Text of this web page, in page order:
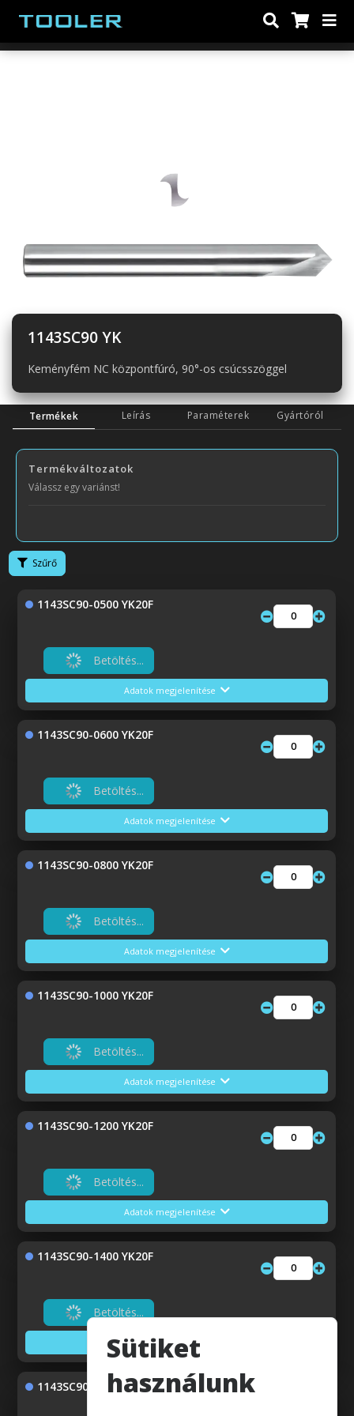
1143SC90 YK
Keményfém NC központfúró, 90°-os csúcsszöggel
Termékek Leírás Paraméterek Gyártóról
Termékváltozatok
Válassz egy variánst!
Szűrő
1143SC90-0500 YK20F
Betöltés...
Adatok megjelenítése
1143SC90-0600 YK20F
Betöltés...
Adatok megjelenítése
1143SC90-0800 YK20F
Betöltés...
Adatok megjelenítése
1143SC90-1000 YK20F
Betöltés...
Adatok megjelenítése
1143SC90-1200 YK20F
Betöltés...
Adatok megjelenítése
1143SC90-1400 YK20F
Betöltés...
Adatok megjelenítése
1143SC90-1600 YK20F
Sütiket
használunk